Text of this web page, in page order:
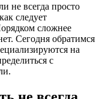
не всегда просто
следует
сложнее
Сегодня обратимся
на
с